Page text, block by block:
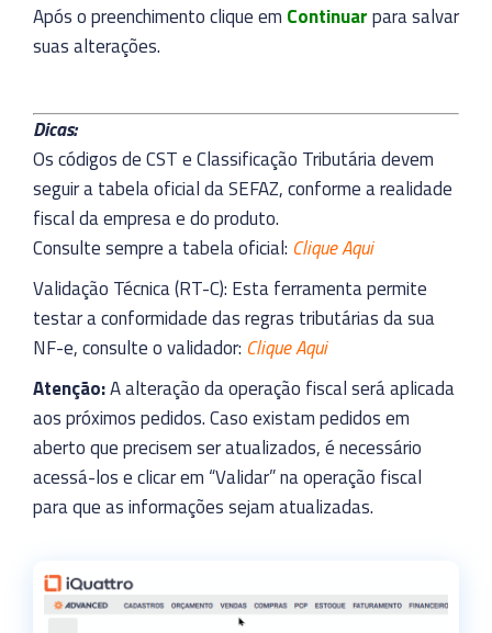
Após o preenchimento clique em Continuarpara salvar
suas alterações.
Dicas:
Os códigos de CST e Classificação Tributária devem
seguir a tabela oficial da SEFAZ, conforme a realidade
fiscal da empresa e do produto.
Consulte sempre a tabela oficial: Clique Aqui
Validação Técnica (RT-C): Esta ferramenta permite
testar a conformidade das regras tributárias da sua
NF-e, consulte o validador: Clique Aqui
Atenção:A alteração da operação fiscal será aplicada
aos próximos pedidos. Caso existam pedidos em
aberto que precisem ser atualizados, é necessário
acessá-los e clicar em “Validar” na operação fiscal
para que as informações sejam atualizadas.